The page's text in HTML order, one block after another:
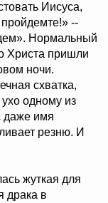
Иисуса,
--
Нормальный
Христа пришли
ночи.
схватка,
одному из
даже имя
резню. И
жуткая для
драка в